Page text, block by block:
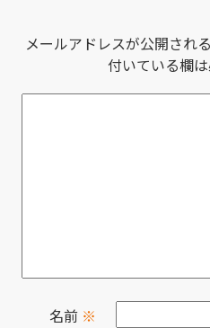
メールアドレスが公開され
付いている欄
名前 ※